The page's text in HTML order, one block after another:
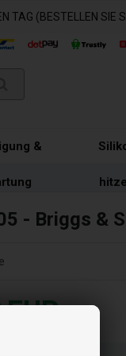
TAG (BESTELLEN SIE
&
- Briggs &
EUR